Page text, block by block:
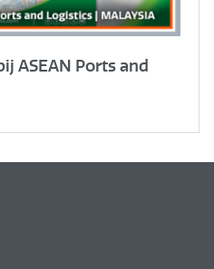
ASEAN Ports and